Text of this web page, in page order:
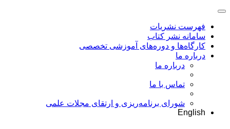
فهرست نشریات
سامانه نشر کتاب
کارگاه‌ها و دوره‌های آموزشی تخصصی
درباره ما
درباره ما
تماس با ما
شورای برنامه‌ریزی و ارتقای مجلات علمی
English